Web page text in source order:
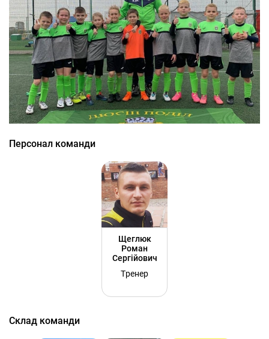
Персонал команди
Щеглюк
Роман
Сергійович
Тренер
Склад команди